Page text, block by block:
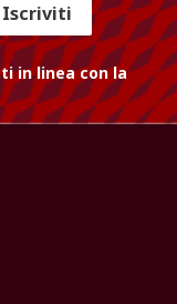
Iscriviti
in linea con la